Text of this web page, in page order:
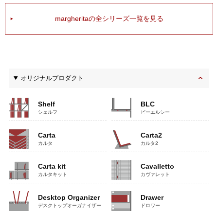
margheritaの全シリーズ一覧を見る
オリジナルプロダクト
Shelf
シェルフ
BLC
ビーエルシー
Carta
カルタ
Carta2
カルタ2
Carta kit
カルタキット
Cavalletto
カヴァレット
Desktop Organizer
デスクトップオーガナイザー
Drawer
ドロワー